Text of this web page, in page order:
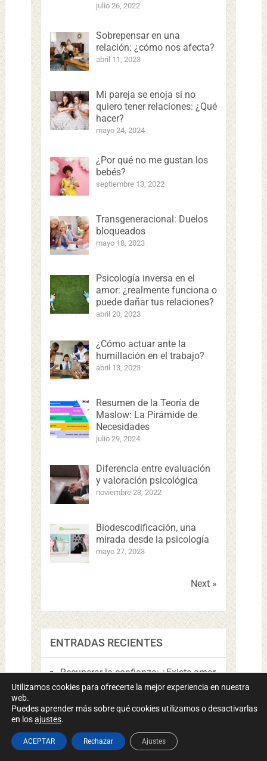
julio 26, 2022
Sobrepensar en una
relación: ¿cómo nos afecta?
abril 11, 2023
Mi pareja se enoja si no
quiero tener relaciones: ¿Qué
hacer?
mayo 24, 2024
¿Por qué no me gustan los
bebés?
septiembre 13, 2022
Transgeneracional: Duelos
bloqueados
mayo 18, 2023
Psicología inversa en el
amor: ¿realmente funciona o
puede dañar tus relaciones?
abril 20, 2023
¿Cómo actuar ante la
humillación en el trabajo?
abril 13, 2023
Resumen de la Teoría de
Maslow: La Pirámide de
Necesidades
julio 29, 2024
Diferencia entre evaluación
y valoración psicológica
noviembre 23, 2022
Biodescodificación, una
mirada desde la psicología
mayo 27, 2023
Next »
ENTRADAS RECIENTES
Recuperar la confianza: ¿Existe amor
cuando hay infidelidad?
Descubre el Poder Secreto de la
Asertividad para Conectar y Ser
Respetado
Resiliencia: Qué es, características y
Utilizamos cookies para ofrecerte la mejor experiencia en nuestra
web.
Puedes aprender más sobre qué cookies utilizamos o desactivarlas
en losajustes.
ACEPTAR Rechazar Ajustes